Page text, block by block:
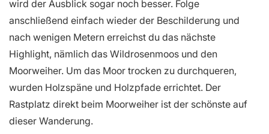
wird der Ausblick sogar noch besser. Folge
anschließend einfach wieder der Beschilderung und
nach wenigen Metern erreichst du das nächste
Highlight, nämlich das Wildrosenmoos und den
Moorweiher. Um das Moor trocken zu durchqueren,
wurden Holzspäne und Holzpfade errichtet. Der
Rastplatz direkt beim Moorweiher ist der schönste auf
dieser Wanderung.